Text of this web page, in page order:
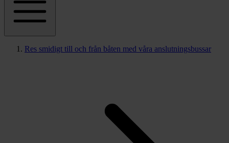
Res smidigt till och från båten med våra anslutningsbussar